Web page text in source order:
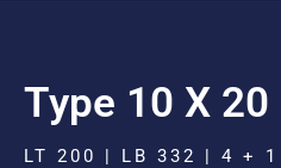
Type 10 X 20
LT 200 | LB 332 | 4 + 1